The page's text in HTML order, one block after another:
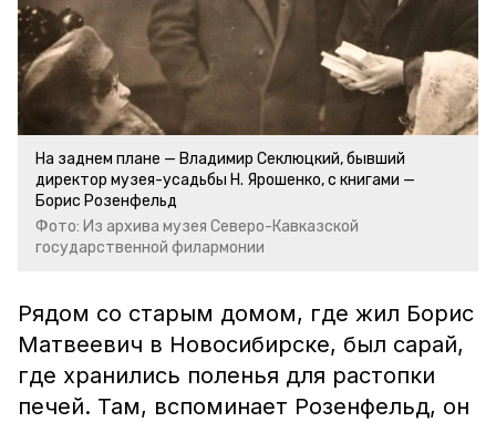
На заднем плане — Владимир Секлюцкий, бывший
директор музея-усадьбы Н. Ярошенко, с книгами —
Борис Розенфельд
Фото: Из архива музея Северо-Кавказской
государственной филармонии
Рядом со старым домом, где жил Борис
Матвеевич в Новосибирске, был сарай,
где хранились поленья для растопки
печей. Там, вспоминает Розенфельд, он